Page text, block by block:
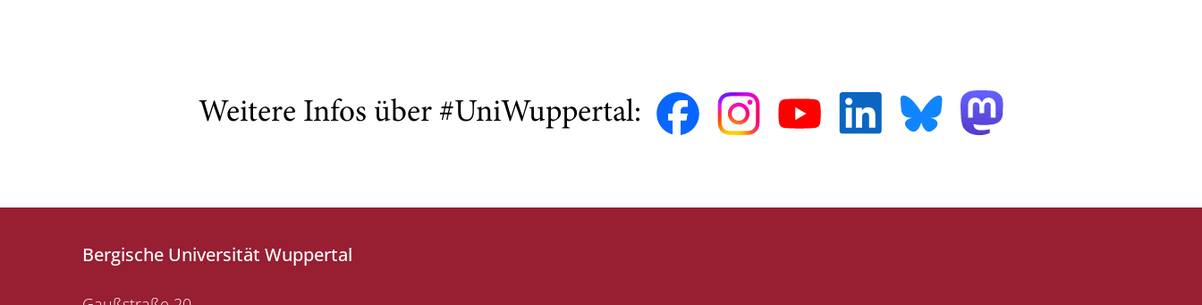
Weitere Infos über #UniWuppertal:
Bergische Universität Wuppertal